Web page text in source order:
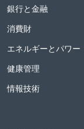
銀行と金融
消費財
エネルギーとパワー
健康管理
情報技術